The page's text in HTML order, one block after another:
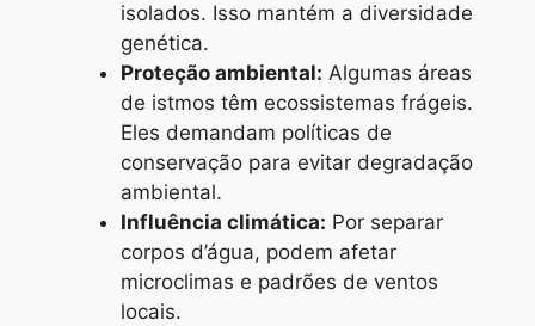
isolados. Isso mantém a diversidade
genética.
Proteção ambiental: Algumas áreas
de istmos têm ecossistemas frágeis.
Eles demandam políticas de
conservação para evitar degradação
ambiental.
Influência climática: Por separar
corpos d’água, podem afetar
microclimas e padrões de ventos
locais.